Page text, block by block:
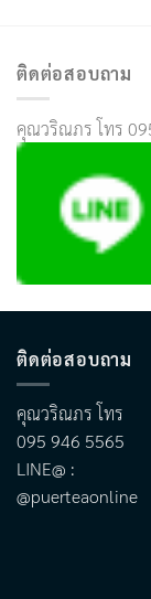
ติดต่อสอบถาม
คุณวริณภร โทร
ติดต่อสอบถาม
คุณวริณภร โทร
095 946 5565
LINE@ :
@puerteaonline